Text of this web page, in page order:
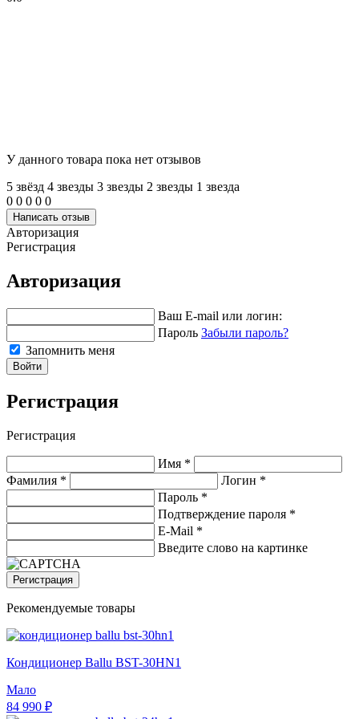
У данного товара пока нет отзывов
5 звёзд 4 звeзды 3 звeзды 2 звeзды 1 звeзда
0 0 0 0 0
Написать отзыв
Авторизация
Регистрация
Авторизация
Ваш E-mail или логин:
Пароль Забыли пароль?
Запомнить меня
Войти
Регистрация
Регистрация
Имя *
Фамилия *
Логин *
Пароль *
Подтверждение пароля *
E-Mail *
Введите слово на картинке
Регистрация
Рекомендуемые товары
Кондиционер Ballu BST-30HN1
Мало
84 990 ₽